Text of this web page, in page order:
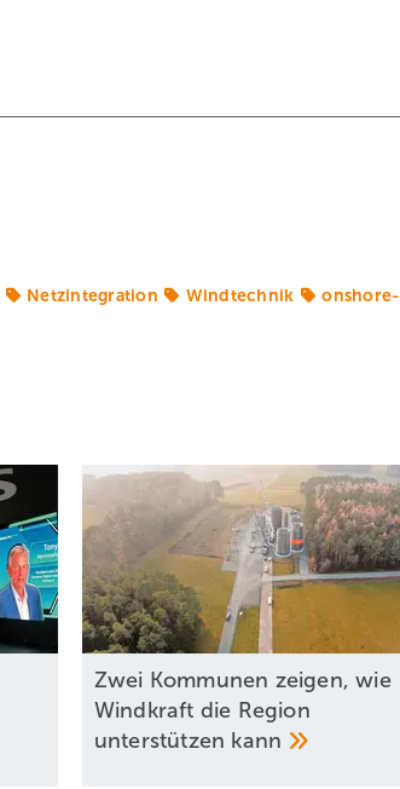
Netzintegration Windtechnik
onshore-
Zwei Kommunen zeigen, wie
Windkraft die Region
unterstützen kann